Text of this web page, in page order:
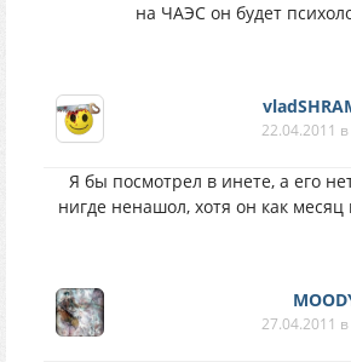
на ЧАЭС он будет
22.04.2011
Я бы посмотрел в инете, а его
нигде ненашол, хотя он как месяц
27.04.2011 в